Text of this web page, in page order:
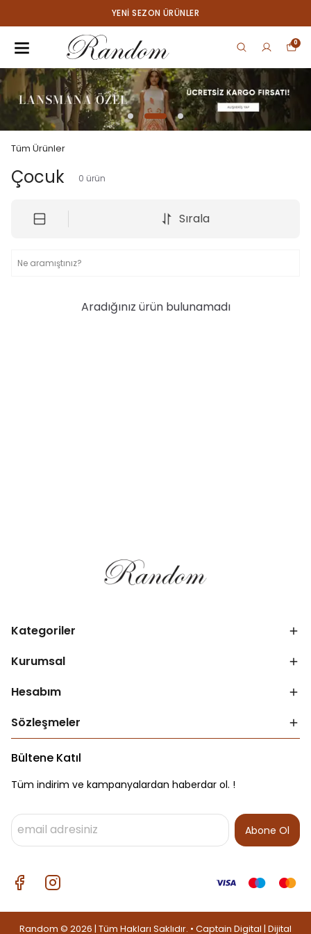
YENI SEZON ÜRÜNLER
0
Tüm Ürünler
Çocuk 0 ürün
Sırala
Aradığınız ürün bulunamadı
Kategoriler
Kurumsal
Hesabım
Sözleşmeler
Bültene Katıl
Tüm indirim ve kampanyalardan haberdar ol. !
Abone Ol
Random © 2026 | Tüm Hakları Saklıdır. • Captain Digital | Dijital